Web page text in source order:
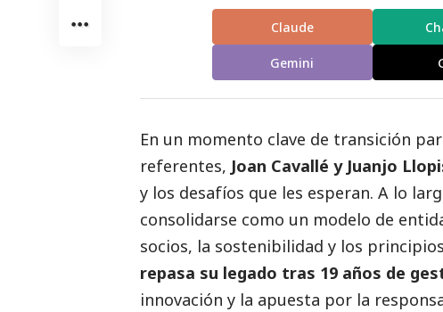
Claude
Gemini
En un momento clave de transición
referentes, Joan Cavallé y Juanjo
y los desafíos que les esperan. A lo
consolidarse como un modelo de
socios, la sostenibilidad y los
repasa su legado tras 19 años de
innovación y la apuesta por la